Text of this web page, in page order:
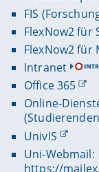
FIS
FlexNow2 für
FlexNow2 für
Intranet
Office 365
Online-
UnivIS
Uni-Webmail:
https://